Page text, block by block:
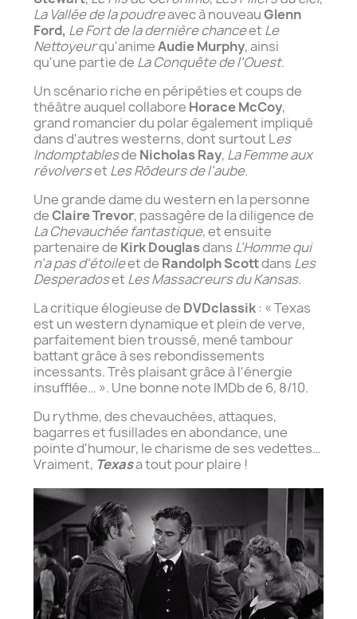
La Vallée de la poudreavec à nouveauGlenn
Ford, Le Fort de la dernière chanceet Le
Nettoyeurqu'animeAudie Murphy, ainsi
qu'une partie de La Conquête de l'Ouest.
Un scénario riche en péripéties et coups de
théâtre auquel collabore Horace McCoy,
grand romancier du polar également impliqué
dans d'autres westerns, dont surtout Les
Indomptablesde Nicholas Ray, La Femme aux
révolverset Les Rôdeurs de l'aube.
Une grande dame du western en la personne
deClaire Trevor, passagère de la diligence de
La Chevauchée fantastique,et ensuite
partenaire de Kirk Douglasdans L'Homme qui
n'a pas d'étoileet de Randolph Scottdans Les
Desperadoset Les Massacreurs du Kansas.
La critique élogieuse de DVDclassik : « Texas
est un western dynamique et plein de verve,
parfaitement bien troussé, mené tambour
battant grâce à ses rebondissements
incessants. Très plaisant grâce à l'énergie
insufflée… ». Une bonne note IMDb de 6, 8/10.
Du rythme, des chevauchées, attaques,
bagarres et fusillades en abondance, une
pointe d'humour, le charisme de ses vedettes…
Vraiment, Texasa tout pour plaire !